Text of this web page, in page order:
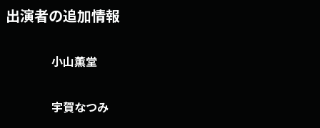
出演者の追加情報
小山薫堂
宇賀なつみ